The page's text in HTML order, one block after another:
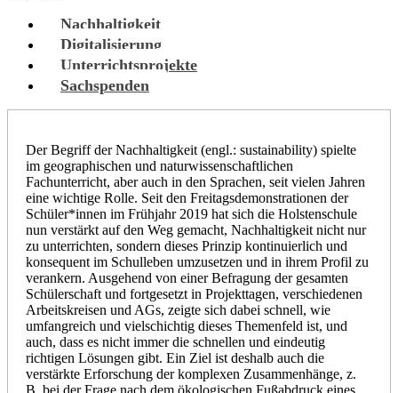
Nachhaltigkeit
Digitalisierung
Unterrichtsprojekte
Sachspenden
Der Begriff der Nachhaltigkeit (engl.: sustainability) spielte
im geographischen und naturwissenschaftlichen
Fachunterricht, aber auch in den Sprachen, seit vielen Jahren
eine wichtige Rolle. Seit den Freitagsdemonstrationen der
Schüler*innen im Frühjahr 2019 hat sich die Holstenschule
nun verstärkt auf den Weg gemacht, Nachhaltigkeit nicht nur
zu unterrichten, sondern dieses Prinzip kontinuierlich und
konsequent im Schulleben umzusetzen und in ihrem Profil zu
verankern. Ausgehend von einer Befragung der gesamten
Schülerschaft und fortgesetzt in Projekttagen, verschiedenen
Arbeitskreisen und AGs, zeigte sich dabei schnell, wie
umfangreich und vielschichtig dieses Themenfeld ist, und
auch, dass es nicht immer die schnellen und eindeutig
richtigen Lösungen gibt. Ein Ziel ist deshalb auch die
verstärkte Erforschung der komplexen Zusammenhänge, z.
B. bei der Frage nach dem ökologischen Fußabdruck eines